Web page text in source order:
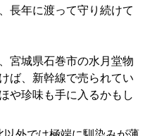
長年に渡って守り続けて
宮城県石巻市の水月堂物
ば、新幹線で売られてい
や珍味も手に入るかもし